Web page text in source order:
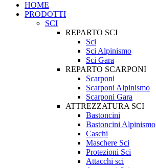
HOME
PRODOTTI
SCI
REPARTO SCI
Sci
Sci Alpinismo
Sci Gara
REPARTO SCARPONI
Scarponi
Scarponi Alpinismo
Scarponi Gara
ATTREZZATURA SCI
Bastoncini
Bastoncini Alpinismo
Caschi
Maschere Sci
Protezioni Sci
Attacchi sci